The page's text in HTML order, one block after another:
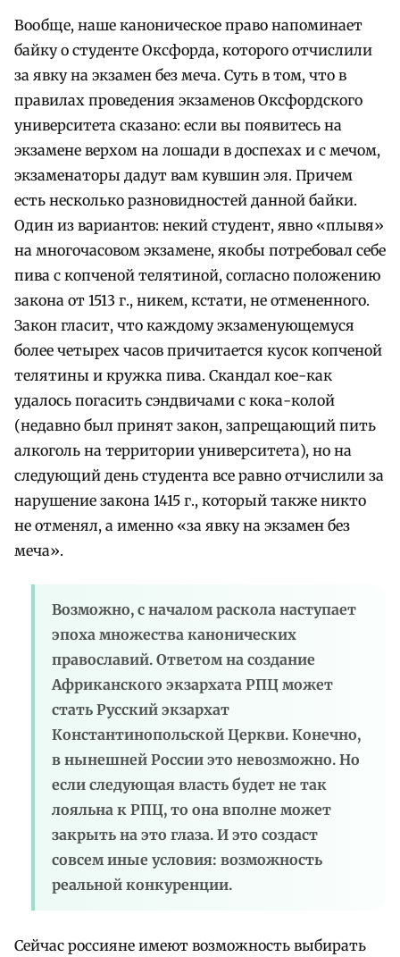
Вообще, наше каноническое право напоминает
байку о студенте Оксфорда, которого отчислили
за явку на экзамен без меча. Суть в том, что в
правилах проведения экзаменов Оксфордского
университета сказано: если вы появитесь на
экзамене верхом на лошади в доспехах и с мечом,
экзаменаторы дадут вам кувшин эля. Причем
есть несколько разновидностей данной байки.
Один из вариантов: некий студент, явно «плывя»
на многочасовом экзамене, якобы потребовал себе
пива с копченой телятиной, согласно положению
закона от 1513 г., никем, кстати, не отмененного.
Закон гласит, что каждому экзаменующемуся
более четырех часов причитается кусок копченой
телятины и кружка пива. Скандал кое-как
удалось погасить сэндвичами с кока-колой
(недавно был принят закон, запрещающий пить
алкоголь на территории университета), но на
следующий день студента все равно отчислили за
нарушение закона 1415 г., который также никто
не отменял, а именно «за явку на экзамен без
меча».
Возможно, с началом раскола наступает
эпоха множества канонических
православий. Ответом на создание
Африканского экзархата РПЦ может
стать Русский экзархат
Константинопольской Церкви. Конечно,
в нынешней России это невозможно. Но
если следующая власть будет не так
лояльна к РПЦ, то она вполне может
закрыть на это глаза. И это создаст
совсем иные условия: возможность
реальной конкуренции.
Сейчас россияне имеют возможность выбирать